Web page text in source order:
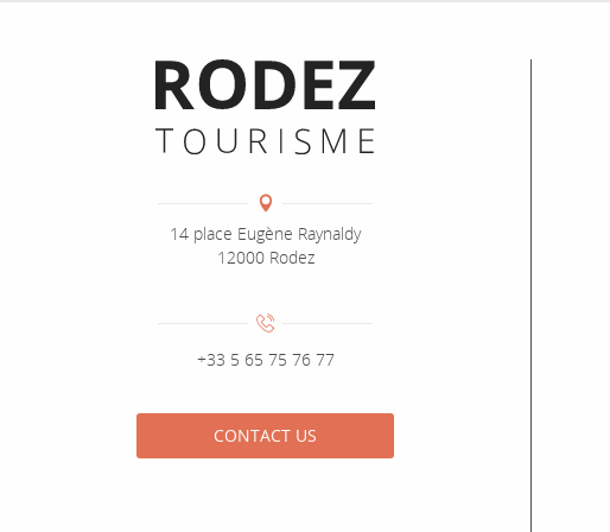
Informations pratiques
Coordonnées
Adresse :
14 place Eugène Raynaldy
12000 Rodez
Numéro de téléphone :
+33 5 65 75 76 77
CONTACT US